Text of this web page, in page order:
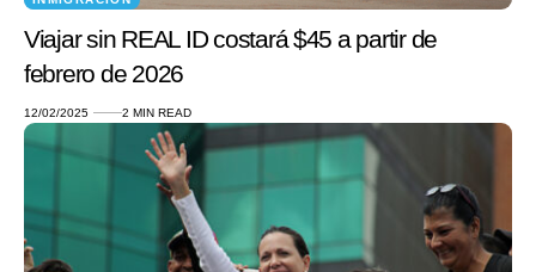
Viajar sin REAL ID costará $45 a partir de
febrero de 2026
12/02/2025 2 MIN READ